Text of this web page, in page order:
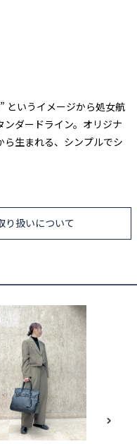
というイメージから処女航
ダードライン。オリジナ
生まれる、シンプルでシ
り扱いについて